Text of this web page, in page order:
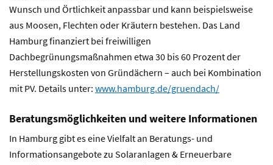
Wunsch und Örtlichkeit anpassbar und kann beispielsweise
aus Moosen, Flechten oder Kräutern bestehen. Das Land
Hamburg finanziert bei freiwilligen
Dachbegrünungsmaßnahmen etwa 30 bis 60 Prozent der
Herstellungskosten von Gründächern – auch bei Kombination
mit PV. Details unter: www.hamburg.de/gruendach/
Beratungsmöglichkeiten und weitere Informationen
In Hamburg gibt es eine Vielfalt an Beratungs- und
Informationsangebote zu Solaranlagen & Erneuerbare